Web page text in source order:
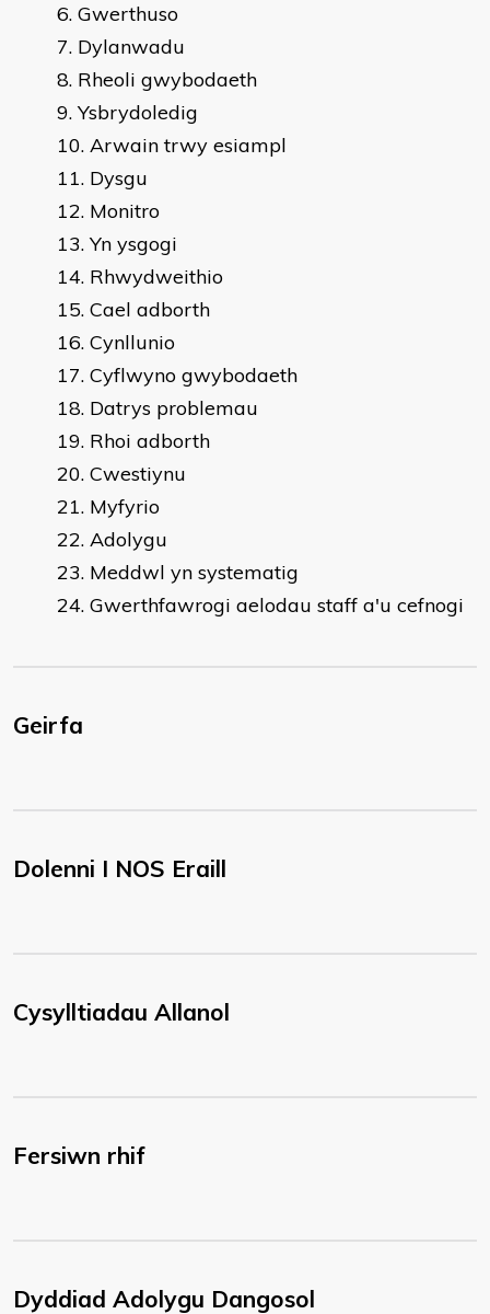
Gwerthuso
Dylanwadu
Rheoli gwybodaeth
Ysbrydoledig
Arwain trwy esiampl
Dysgu
Monitro
Yn ysgogi
Rhwydweithio
Cael adborth
Cynllunio
Cyflwyno gwybodaeth
Datrys problemau
Rhoi adborth
Cwestiynu
Myfyrio
Adolygu
Meddwl yn systematig
Gwerthfawrogi aelodau staff a'u cefnogi
Geirfa
Dolenni I NOS Eraill
Cysylltiadau Allanol
Fersiwn rhif
Dyddiad Adolygu Dangosol